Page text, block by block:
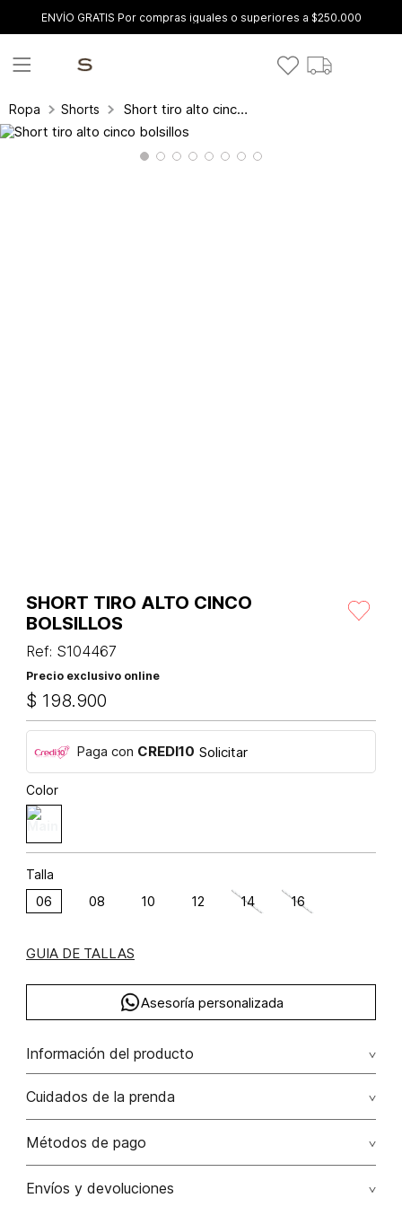
ENVÍO GRATIS Por compras iguales o superiores a $250.000
Ropa Shorts Short tiro alto cinco bolsillos
SHORT TIRO ALTO CINCO
BOLSILLOS
Ref: S104467
Precio exclusivo online
$ 198.900
Paga con CREDI10 Solicitar
Color
Talla
06 08 10 12 14 16
GUIA DE TALLAS
Asesoría personalizada
Información del producto
F13-pannacotta denim (np) algodón 100% 100.00%
algodón/cotton
Cuidados de la prenda
Cuidados: no aplicar detergentes con blanqueadores o
Métodos de pago
Tarjetas de crédito: Visa, Dinners, Master Card y American
Envíos y devoluciones